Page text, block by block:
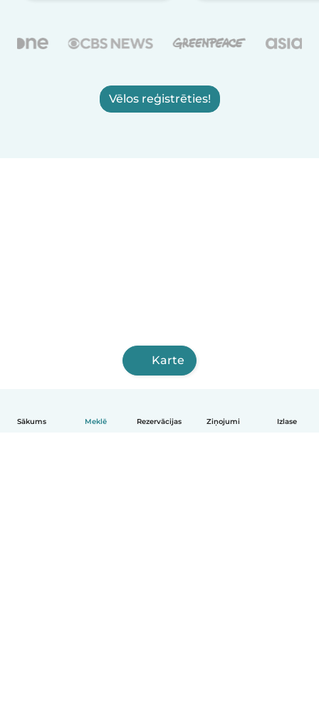
Sākums Meklē Rezervācijas Ziņojumi Izlase
Vēlos reģistrēties!
Karte